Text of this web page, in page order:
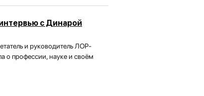
с Динарой
и руководитель ЛОР-
о профессии, науке и своём